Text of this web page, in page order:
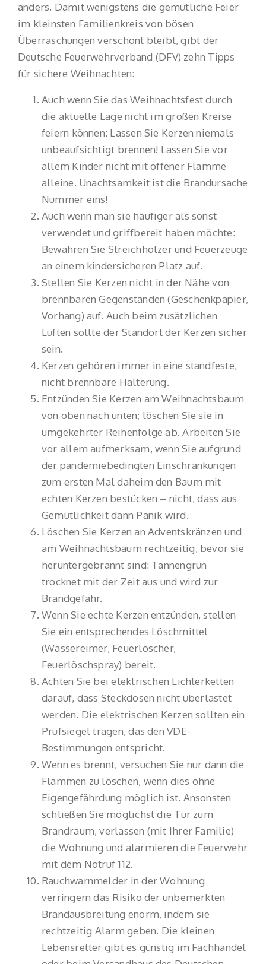
anders. Damit wenigstens die gemütliche Feier
im kleinsten Familienkreis von bösen
Überraschungen verschont bleibt, gibt der
Deutsche Feuerwehrverband (DFV) zehn Tipps
für sichere Weihnachten:
Auch wenn Sie das Weihnachtsfest durch
die aktuelle Lage nicht im großen Kreise
feiern können: Lassen Sie Kerzen niemals
unbeaufsichtigt brennen! Lassen Sie vor
allem Kinder nicht mit offener Flamme
alleine. Unachtsamkeit ist die Brandursache
Nummer eins!
Auch wenn man sie häufiger als sonst
verwendet und griffbereit haben möchte:
Bewahren Sie Streichhölzer und Feuerzeuge
an einem kindersicheren Platz auf.
Stellen Sie Kerzen nicht in der Nähe von
brennbaren Gegenständen (Geschenkpapier,
Vorhang) auf. Auch beim zusätzlichen
Lüften sollte der Standort der Kerzen sicher
sein.
Kerzen gehören immer in eine standfeste,
nicht brennbare Halterung.
Entzünden Sie Kerzen am Weihnachtsbaum
von oben nach unten; löschen Sie sie in
umgekehrter Reihenfolge ab. Arbeiten Sie
vor allem aufmerksam, wenn Sie aufgrund
der pandemiebedingten Einschränkungen
zum ersten Mal daheim den Baum mit
echten Kerzen bestücken – nicht, dass aus
Gemütlichkeit dann Panik wird.
Löschen Sie Kerzen an Adventskränzen und
am Weihnachtsbaum rechtzeitig, bevor sie
heruntergebrannt sind: Tannengrün
trocknet mit der Zeit aus und wird zur
Brandgefahr.
Wenn Sie echte Kerzen entzünden, stellen
Sie ein entsprechendes Löschmittel
(Wassereimer, Feuerlöscher,
Feuerlöschspray) bereit.
Achten Sie bei elektrischen Lichterketten
darauf, dass Steckdosen nicht überlastet
werden. Die elektrischen Kerzen sollten ein
Prüfsiegel tragen, das den VDE-
Bestimmungen entspricht.
Wenn es brennt, versuchen Sie nur dann die
Flammen zu löschen, wenn dies ohne
Eigengefährdung möglich ist. Ansonsten
schließen Sie möglichst die Tür zum
Brandraum, verlassen (mit Ihrer Familie)
die Wohnung und alarmieren die Feuerwehr
mit dem Notruf 112.
Rauchwarnmelder in der Wohnung
verringern das Risiko der unbemerkten
Brandausbreitung enorm, indem sie
rechtzeitig Alarm geben. Die kleinen
Lebensretter gibt es günstig im Fachhandel